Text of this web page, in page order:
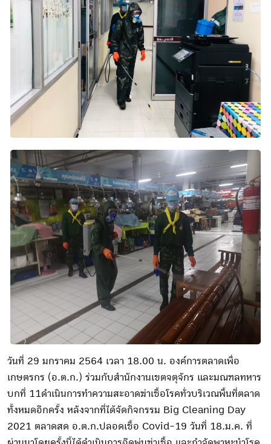
วันที่ 29 มกราคม 2564 เวลา 18.00 น. องค์การตลาดเพื่อ
เกษตรกร (อ.ต.ก.) ร่วมกับสำนักงานเขตจตุจักร และมณฑลทหาร
บกที่ 11ดำเนินการทำความสะอาดฆ่าเชื้อโรคทั่วบริเวณพื้นที่ตลาด
ทั้งหมดอีกครั้ง หลังจากที่ได้จัดกิจกรรม Big Cleaning Day
2021 ตลาดสด อ.ต.ก.ปลอดเชื้อ Covid-19 วันที่ 18.ม.ค. ที่